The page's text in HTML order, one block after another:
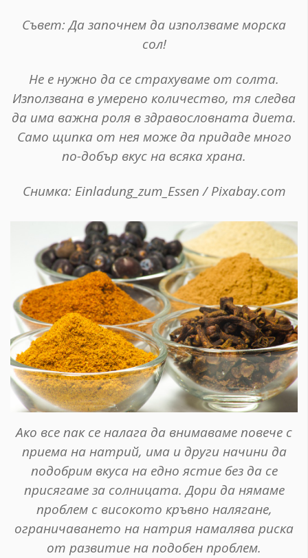
Съвет: Да започнем да използваме морска
сол!
Не е нужно да се страхуваме от солта.
Използвана в умерено количество, тя следва
да има важна роля в здравословната диета.
Само щипка от нея може да придаде много
по-добър вкус на всяка храна.
Снимка: Einladung_zum_Essen / Pixabay.com
Ако все пак се налага да внимаваме повече с
приема на натрий, има и други начини да
подобрим вкуса на едно ястие без да се
присягаме за солницата. Дори да нямаме
проблем с високото кръвно налягане,
ограничаването на натрия намалява риска
от развитие на подобен проблем.